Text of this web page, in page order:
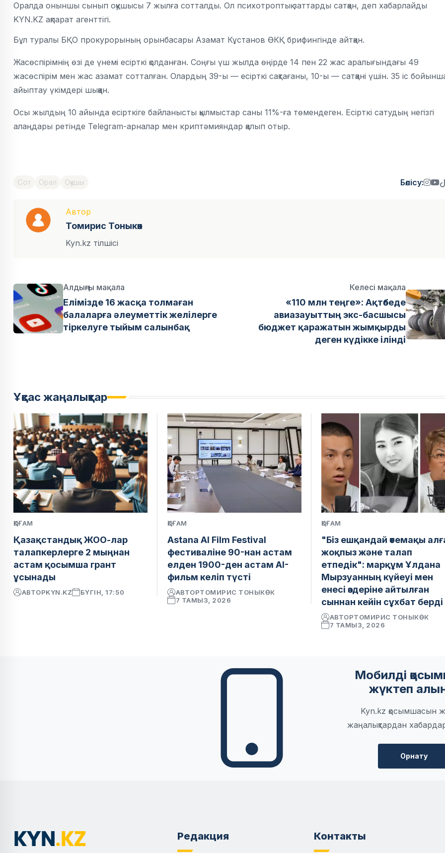
Оралда оныншы сынып оқушысы 7 жылға сотталды. Ол психотроптық заттарды сатқан, деп хабарлайды
KYN.KZ ақпарат агенттігі.
Бұл туралы БҚО прокурорының орынбасары Азамат Кұстанов ӨКҚ брифингінде айтқан.
Жасөспірімнің өзі де үнемі есірткі қолданған. Соңғы үш жылда өңірде 14 пен 22 жас аралығындағы 49
жасөспірім мен жас азамат сотталған. Олардың 39-ы — есірткі сақтағаны, 10-ы — сатқані үшін. 35 іс
айыптау үкімдері шыққан.
Осы жылдың 10 айында есірткіге байланысты қылмыстар саны 11%-ға төмендеген. Есірткі сатудың негізгі
алаңдары ретінде Telegram-арналар мен криптәмияндар қалып отыр.
Сот Орал Оқушы Бөлісу:
Автор
Томирис Тоныкөк
Kyn.kz тілшісі
Алдыңғы мақала
Елімізде 16 жасқа толмаған
балаларға әлеуметтік желілерге
тіркелуге тыйым салынбақ
Келесі мақала
«110 млн теңге»: Ақтөбеде
авиазауыттың экс-басшысы
бюджет қаражатын жымқырды
деген күдікке ілінді
Ұқсас жаңалықтар
ҚОҒАМ
Қазақстандық ЖОО-лар
талапкерлерге 2 мыңнан
астам қосымша грант
ұсынады
АВТОРKYN.KZ БҮГІН, 17:50
ҚОҒАМ
Astana AI Film Festival
фестиваліне 90-нан астам
елден 1900-ден астам AI-
фильм келіп түсті
АВТОРТОМИРИС ТОНЫКӨК
7 ТАМЫЗ, 2026
ҚОҒАМ
"Біз ешқандай өтемақы
жоқпыз және талап
етпедік": марқұм Ұлдана
Мырзуанның күйеуі мен
енесі өздеріне айтылған
сыннан кейін сұхбат берді
АВТОРТОМИРИС ТОНЫКӨК
7 ТАМЫЗ, 2026
Мобилді
жүктеп
Kyn.kz қосымшасын
жаңалықтардан
Орнату
Редакция Контакты